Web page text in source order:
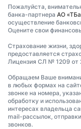
Пожалуйста,
банка-партнера АО
осуществление
Оцените свои
Страхование жизни,
предоставляется
Лицензия СЛ № 1209 от
Обращаем Ваше
в любых формах на
звонке на номера,
обработку и
интересах владельца
mail-рассылок,
звонков.